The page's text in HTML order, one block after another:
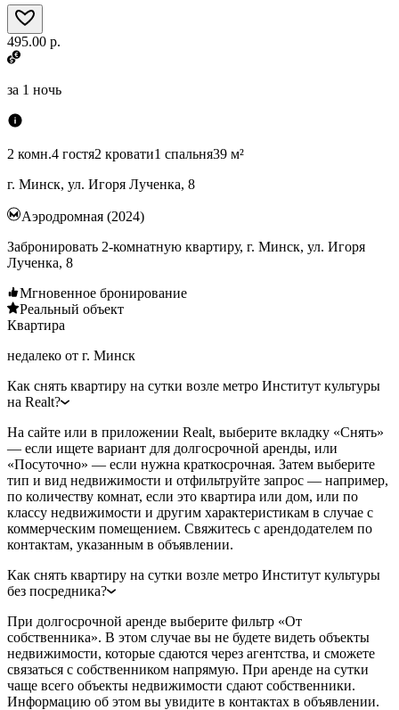
495.00 р.
за 1 ночь
2 комн.4 гостя2 кровати1 спальня39 м²
г. Минск, ул. Игоря Лученка, 8
Аэродромная (2024)
Забронировать 2-комнатную квартиру, г. Минск, ул. Игоря
Лученка, 8
Мгновенное бронирование
Реальный объект
Квартира
недалеко от г. Минск
Как снять квартиру на сутки возле метро Институт культуры
на Realt?
На сайте или в приложении Realt, выберите вкладку «Снять»
— если ищете вариант для долгосрочной аренды, или
«Посуточно» — если нужна краткосрочная. Затем выберите
тип и вид недвижимости и отфильтруйте запрос — например,
по количеству комнат, если это квартира или дом, или по
классу недвижимости и другим характеристикам в случае с
коммерческим помещением. Свяжитесь с арендодателем по
контактам, указанным в объявлении.
Как снять квартиру на сутки возле метро Институт культуры
без посредника?
При долгосрочной аренде выберите фильтр «От
собственника». В этом случае вы не будете видеть объекты
недвижимости, которые сдаются через агентства, и сможете
связаться с собственником напрямую. При аренде на сутки
чаще всего объекты недвижимости сдают собственники.
Информацию об этом вы увидите в контактах в объявлении.